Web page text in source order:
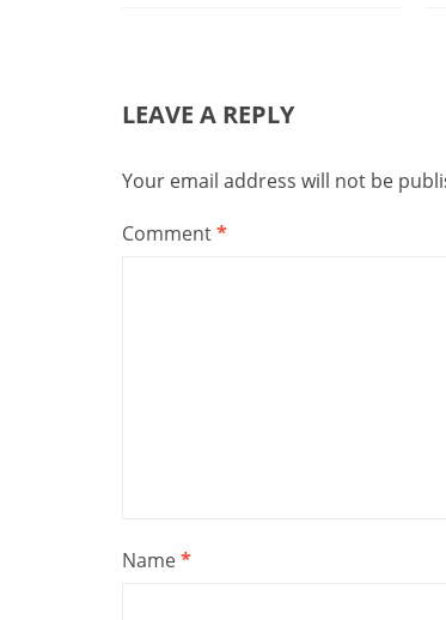
LEAVE A REPLY
Your email address will not be
Comment*
Name*